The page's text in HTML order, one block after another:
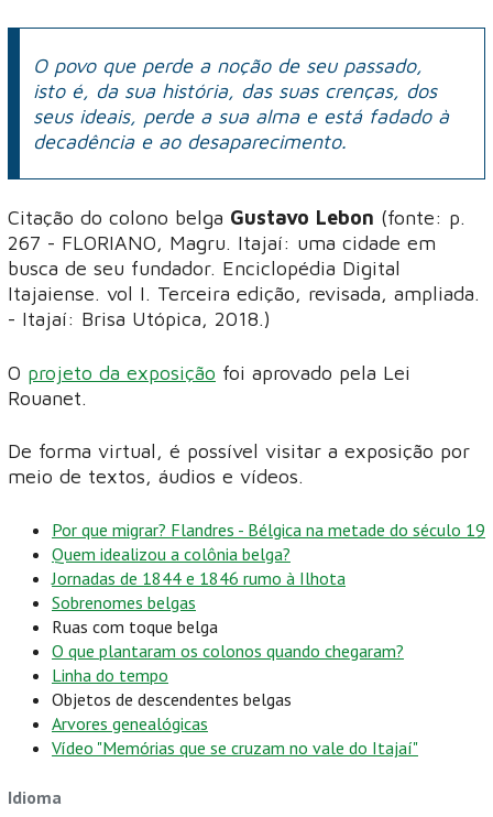
O povo que perde a noção de seu passado,
isto é, da sua história, das suas crenças, dos
seus ideais, perde a sua alma e está fadado à
decadência e ao desaparecimento.
Citação do colono belga Gustavo Lebon (fonte: p.
267 - FLORIANO, Magru. Itajaí: uma cidade em
busca de seu fundador. Enciclopédia Digital
Itajaiense. vol I. Terceira edição, revisada, ampliada.
- Itajaí: Brisa Utópica, 2018.)
O projeto da exposição foi aprovado pela Lei
Rouanet.
De forma virtual, é possível visitar a exposição por
meio de textos, áudios e vídeos.
Por que migrar? Flandres - Bélgica na metade do século 19
Quem idealizou a colônia belga?
Jornadas de 1844 e 1846 rumo à Ilhota
Sobrenomes belgas
Ruas com toque belga
O que plantaram os colonos quando chegaram?
Linha do tempo
Objetos de descendentes belgas
Arvores genealógicas
Vídeo "Memórias que se cruzam no vale do Itajaí"
Idioma